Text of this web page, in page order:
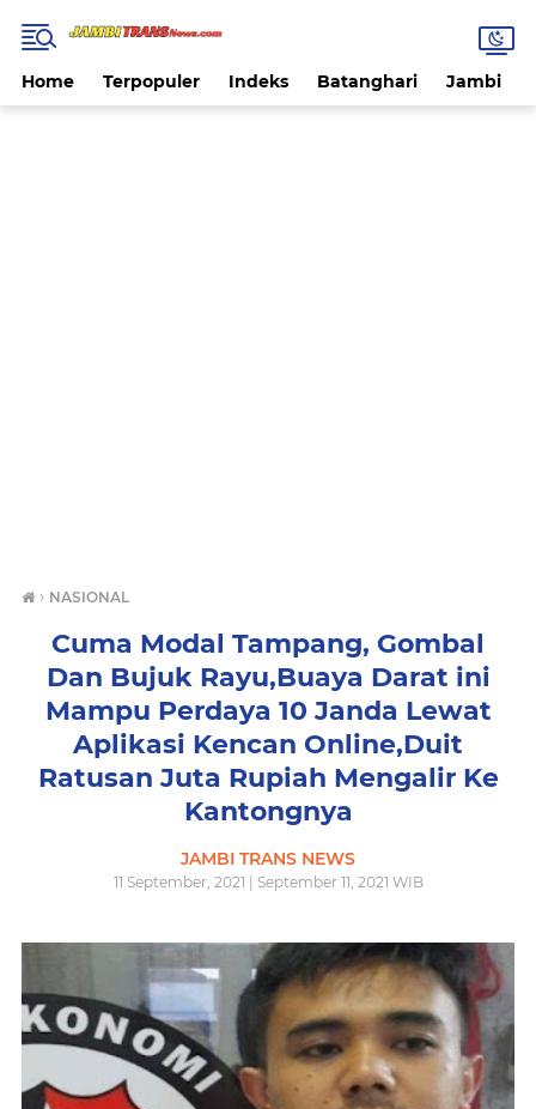
Home Terpopuler Indeks Batanghari Jambi
› NASIONAL
Cuma Modal Tampang, Gombal
Dan Bujuk Rayu,Buaya Darat ini
Mampu Perdaya 10 Janda Lewat
Aplikasi Kencan Online,Duit
Ratusan Juta Rupiah Mengalir Ke
Kantongnya
JAMBI TRANS NEWS
11 September, 2021 | September 11, 2021 WIB